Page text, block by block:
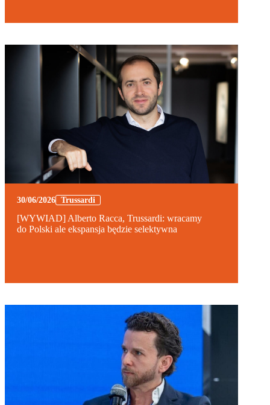
30/06/2026 Trussardi
[WYWIAD] Alberto Racca, Trussardi: wracamy
do Polski ale ekspansja będzie selektywna